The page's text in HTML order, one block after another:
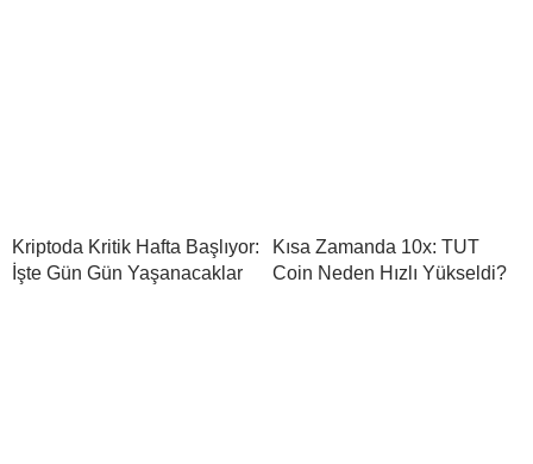
Kriptoda Kritik Hafta Başlıyor:
İşte Gün Gün Yaşanacaklar
Kısa Zamanda 10x: TUT
Coin Neden Hızlı Yükseldi?